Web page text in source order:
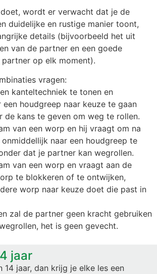
wordt er verwacht dat je de
duidelijke en rustige manier toont,
details (bijvoorbeeld het uit
van de partner en een goede
op elk moment).
vragen:
kanteltechniek te tonen en
houdgreep naar keuze te gaan
de kans te geven om weg te rollen.
van een worp en hij vraagt om na
naar een houdgreep te
dat je partner kan wegrollen.
van een worp en vraagt aan de
te blokkeren of te ontwijken,
worp naar keuze doet die past in
zal de partner geen kracht gebruiken
het is geen gevecht.
jaar
14 jaar, dan krijg je elke les een